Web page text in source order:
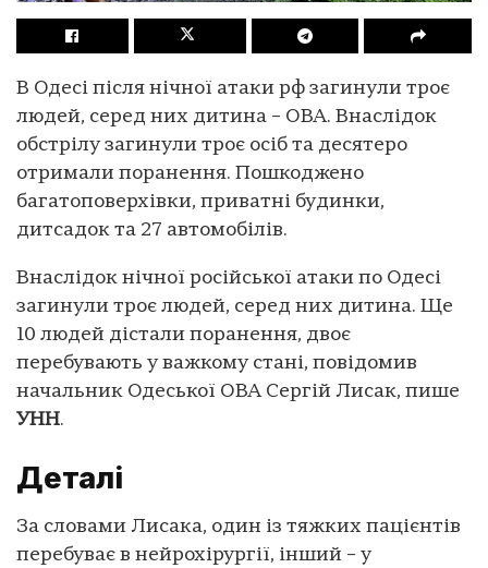
В Одесі після нічної атаки рф загинули троє
людей, серед них дитина – ОВА. Внаслідок
обстрілу загинули троє осіб та десятеро
отримали поранення. Пошкоджено
багатоповерхівки, приватні будинки,
дитсадок та 27 автомобілів.
Внаслідок нічної російської атаки по Одесі
загинули троє людей, серед них дитина. Ще
10 людей дістали поранення, двоє
перебувають у важкому стані, повідомив
начальник Одеської ОВА Сергій Лисак, пише
УНН.
Деталі
За словами Лисака, один із тяжких пацієнтів
перебуває в нейрохірургії, інший – у